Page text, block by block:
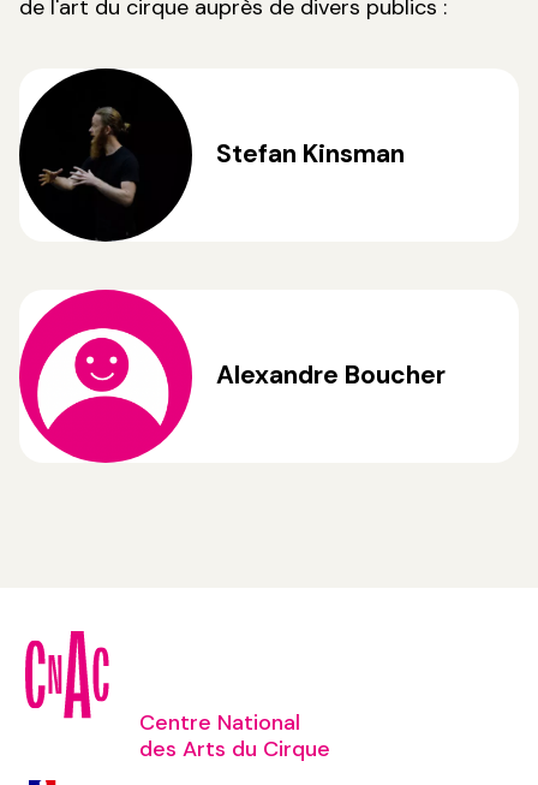
de l'art du cirque auprès de divers publics :
Stefan Kinsman
Alexandre Boucher
Centre National
des Arts du Cirque